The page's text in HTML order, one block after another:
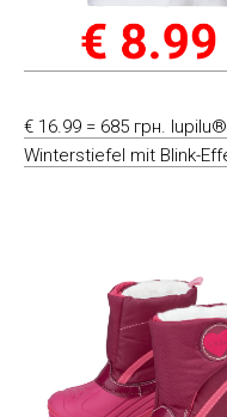
€ 16.99 = 685 грн.
Winterstiefel mit Blink-